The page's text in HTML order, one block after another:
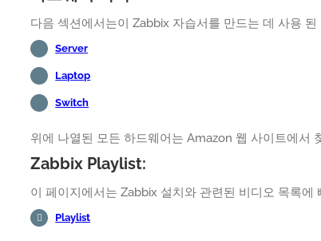
다음 섹션에서는이 Zabbix 자습서를 만드는 데 사용
Server
Laptop
Switch
위에 나열된 모든 하드웨어는 Amazon 웹 사이트에서
Zabbix Playlist:
이 페이지에서는 Zabbix 설치와 관련된 비디오 목록에
Playlist